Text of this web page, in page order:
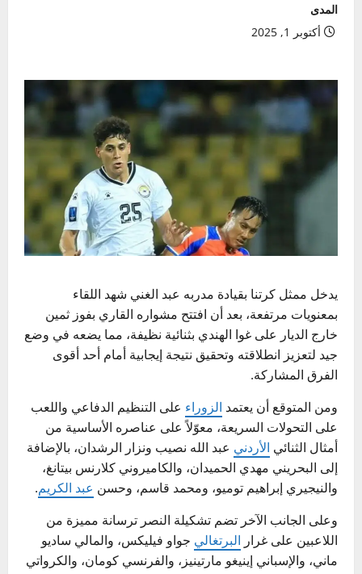
المدى
أكتوبر 1, 2025
يدخل ممثل كرتنا بقيادة مدربه عبد الغني شهد اللقاء
بمعنويات مرتفعة، بعد أن افتتح مشواره القاري بفوز ثمين
خارج الديار على غوا الهندي بثنائية نظيفة، مما يضعه في وضع
جيد لتعزيز انطلاقته وتحقيق نتيجة إيجابية أمام أحد أقوى
الفرق المشاركة.
ومن المتوقع أن يعتمد الزوراء على التنظيم الدفاعي واللعب
على التحولات السريعة، معوّلاً على عناصره الأساسية من
أمثال الثنائي الأردني عبد الله نصيب ونزار الرشدان، بالإضافة
إلى البحريني مهدي الحميدان، والكاميروني كلارنس بيتانغ،
والنيجيري إبراهيم توميو، ومحمد قاسم، وحسن عبد الكريم.
وعلى الجانب الآخر تضم تشكيلة النصر ترسانة مميزة من
اللاعبين على غرار البرتغالي جواو فيليكس، والمالي ساديو
ماني، والإسباني إينيغو مارتينيز، والفرنسي كومان، والكرواتي